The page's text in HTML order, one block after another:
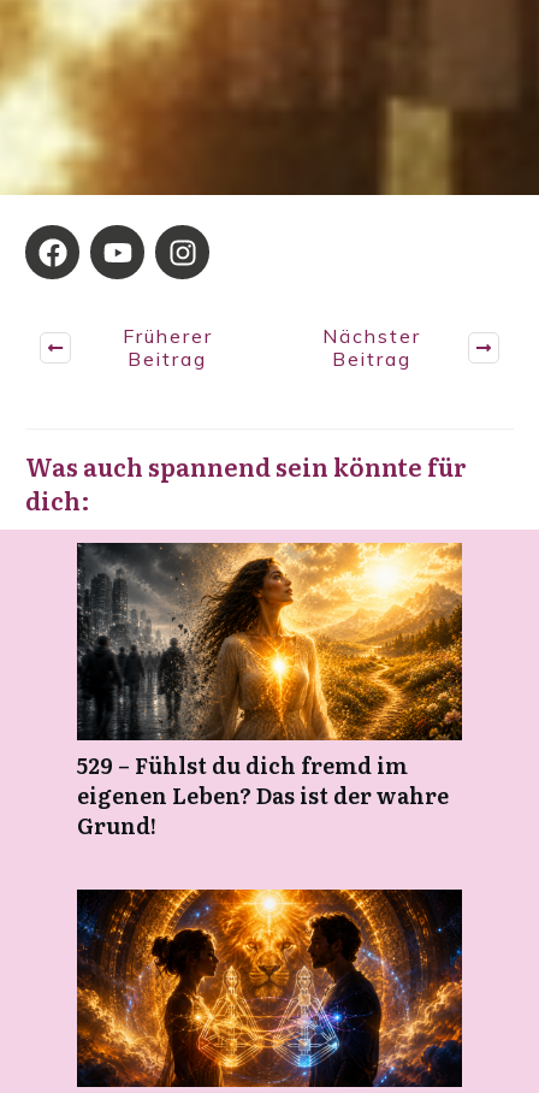
Früherer
Beitrag
Nächster
Beitrag
Was auch spannend sein könnte für
dich:
529 – Fühlst du dich fremd im
eigenen Leben? Das ist der wahre
Grund!